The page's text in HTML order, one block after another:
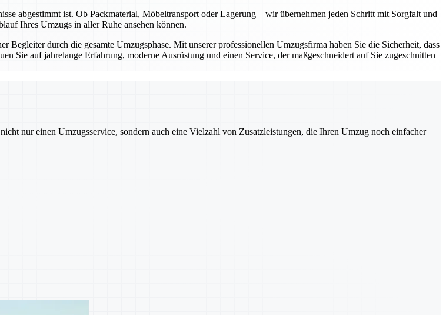
abgestimmt ist. Ob Packmaterial, Möbeltransport oder Lagerung – wir übernehmen jeden Schritt mit Sorgfalt und
Ihres Umzugs in aller Ruhe ansehen können.
durch die gesamte Umzugsphase. Mit unserer professionellen Umzugsfirma haben Sie die Sicherheit, dass
Sie auf jahrelange Erfahrung, moderne Ausrüstung und einen Service, der maßgeschneidert auf Sie zugeschnitten
nur einen Umzugsservice, sondern auch eine Vielzahl von Zusatzleistungen, die Ihren Umzug noch einfacher